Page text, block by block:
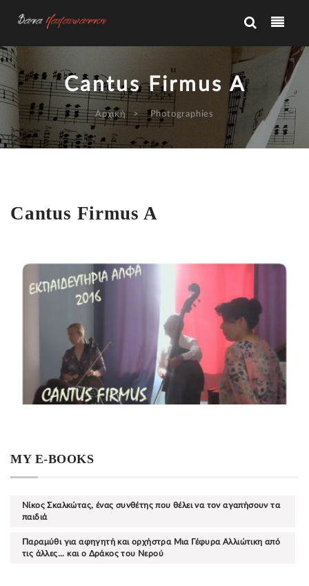
Cantus Firmus A
Αρχική Photographies
Cantus Firmus A
MY E-BOOKS
Νίκος Σκαλκώτας, ένας συνθέτης που θέλει να τον αγαπήσουν τα
παιδιά
Παραμύθι για αφηγητή και ορχήστρα Μια Γέφυρα Αλλιώτικη από
τις άλλες... και ο Δράκος του Νερού